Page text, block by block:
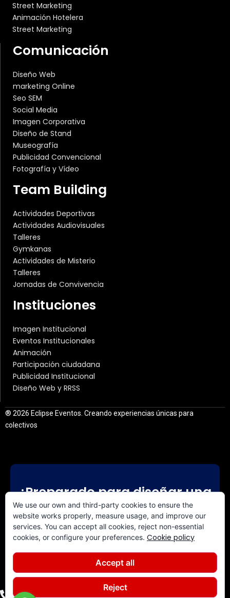
Street Marketing
Animación Hotelera
Street Marketing
Comunicación
Diseño Web
marketing Online
Seo SEM
Social Media
Imagen Corporativa
Diseño de Stand
Museografía
Publicidad Convencional
Fotografía y Vídeo
Team Building
Actividades Deportivas
Actividades Audiovisuales
Talleres
Gymkanas
Actividades de Misterio
Talleres
Jornadas de Convivencia
Instituciones
Imagen Institucional
Eventos Institucionales
Animación
Participación ciudadana
Publicidad Institucional
Diseño Web y RRSS
® 2026 Eclipse Eventos. Creando experiencias únicas para
colectivos
¿Preparado para diseñar una
experiencia a medida?
CONTACTA CON NOSOTROS
+34 640 844 308
We use our own and third-party cookies to ensure the
website works properly, measure usage, and improve our
services. You can accept all cookies, reject non-essential
cookies, or configure your preferences. Cookie policy
Accept all
Reject